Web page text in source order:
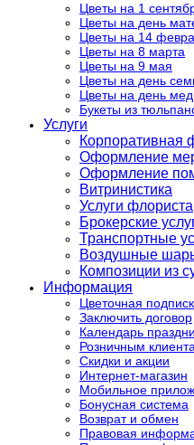
Цветы на 1
Цветы на день
Цветы на 14
Цветы на 8 марта
Цветы на 9 мая
Цветы на день
Цветы на день
Букеты из
Услуги
Корпоративная
Оформление
Оформление
Витринистика
Услуги флориста
Брокерские
Транспортные
Воздушные
Композиции из
Информация
Цветочная
Заключить договор
Календарь
Розничным
Скидки и акции
Интернет-магазин
Мобильное
Бонусная система
Возврат и обмен
Правовая